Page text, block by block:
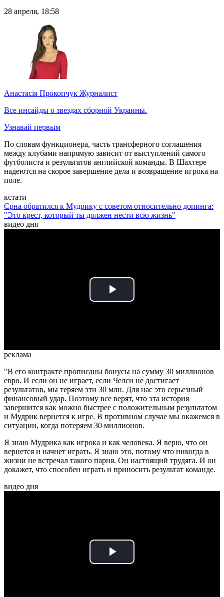
28 апреля, 18:58
Анастасія Прокопчук Журналист
Все инсайды о звездах сборной Украины.
Узнавай первым
По словам функционера, часть трансферного соглашения
между клубами напрямую зависит от выступлений самого
футболиста и результатов английской команды. В Шахтере
надеются на скорое завершение дела и возвращение игрока на
поле.
кстати
Срна обратился к Мудрику с советом относительно допинга:
"Это крест, который ты должен нести всю жизнь"
видео дня
Play
реклама
"В его контракте прописаны бонусы на сумму 30 миллионов
евро. И если он не играет, если Челси не достигает
результатов, мы теряем эти 30 млн. Для нас это серьезный
финансовый удар. Поэтому все верят, что эта история
завершится как можно быстрее с положительным результатом
и Мудрик вернется к игре. В противном случае мы окажемся в
ситуации, когда потеряем 30 миллионов.
Я знаю Мудрика как игрока и как человека. Я верю, что он
вернется и начнет играть. Я знаю это, потому что никогда в
жизни не встречал такого парня. Он настоящий трудяга. И он
докажет, что способен играть и приносить результат команде.
видео дня
Play